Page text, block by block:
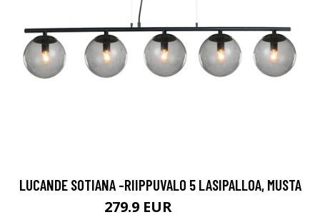
LUCANDE SOTIANA -RIIPPUVALO 5 LASIPALLOA, MUSTA
279.9 EUR